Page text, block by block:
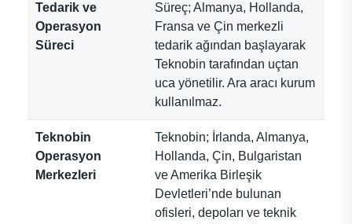
Tedarik ve
Operasyon
Süreci
Süreç; Almanya, Hollanda,
Fransa ve Çin merkezli
tedarik ağından başlayarak
Teknobin tarafından uçtan
uca yönetilir. Ara aracı kurum
kullanılmaz.
Teknobin
Operasyon
Merkezleri
Teknobin; İrlanda, Almanya,
Hollanda, Çin, Bulgaristan
ve Amerika Birleşik
Devletleri’nde bulunan
ofisleri, depoları ve teknik